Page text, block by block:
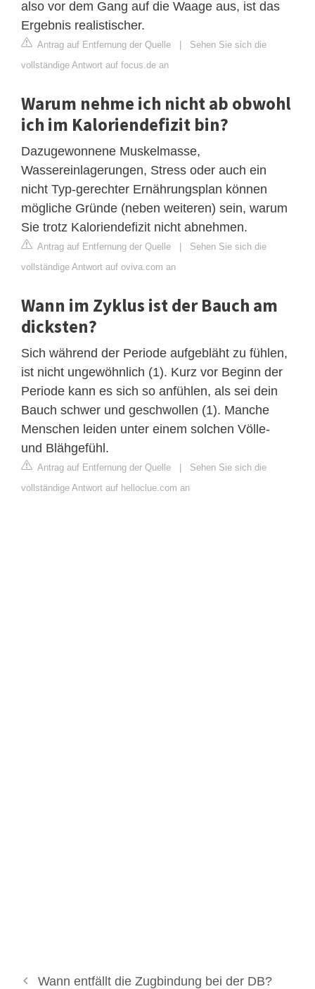
also vor dem Gang auf die Waage aus, ist das
Ergebnis realistischer.
Antrag auf Entfernung der Quelle | Sehen Sie sich die
vollständige Antwort auf focus.de an
Warum nehme ich nicht ab obwohl
ich im Kaloriendefizit bin?
Dazugewonnene Muskelmasse,
Wassereinlagerungen, Stress oder auch ein
nicht Typ-gerechter Ernährungsplan können
mögliche Gründe (neben weiteren) sein, warum
Sie trotz Kaloriendefizit nicht abnehmen.
Antrag auf Entfernung der Quelle | Sehen Sie sich die
vollständige Antwort auf oviva.com an
Wann im Zyklus ist der Bauch am
dicksten?
Sich während der Periode aufgebläht zu fühlen,
ist nicht ungewöhnlich (1). Kurz vor Beginn der
Periode kann es sich so anfühlen, als sei dein
Bauch schwer und geschwollen (1). Manche
Menschen leiden unter einem solchen Völle-
und Blähgefühl.
Antrag auf Entfernung der Quelle | Sehen Sie sich die
vollständige Antwort auf helloclue.com an
Wann entfällt die Zugbindung bei der DB?